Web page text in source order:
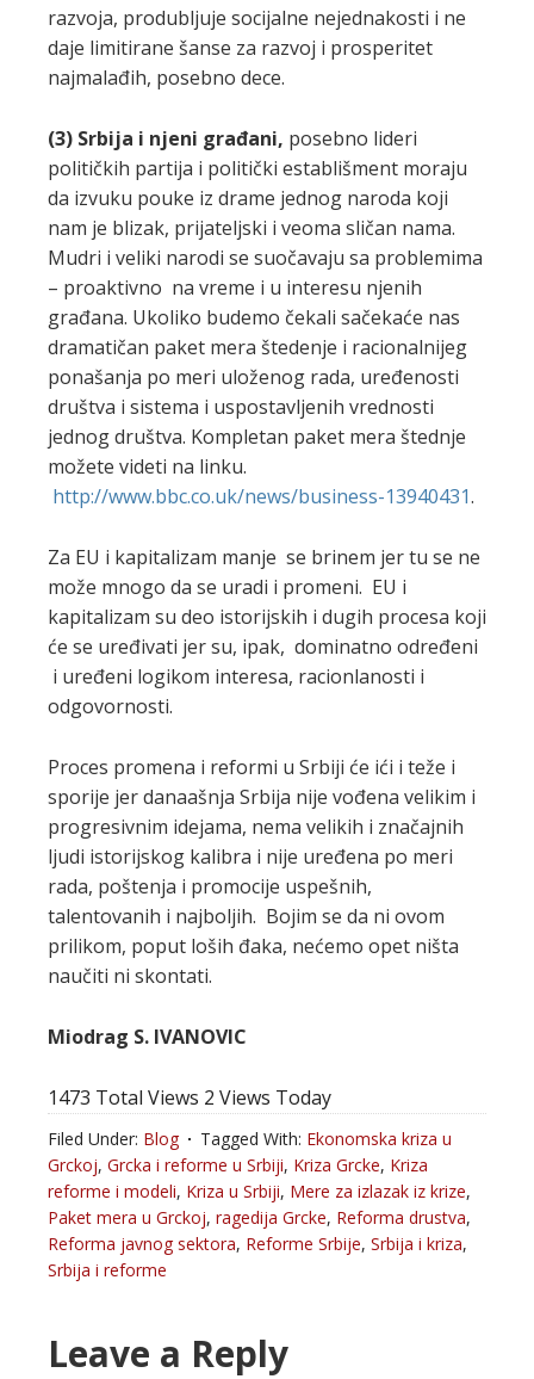
razvoja, produbljuje socijalne nejednakosti i ne
daje limitirane šanse za razvoj i prosperitet
najmalađih, posebno dece.
(3) Srbija i njeni građani, posebno lideri
političkih partija i politički establišment moraju
da izvuku pouke iz drame jednog naroda koji
nam je blizak, prijateljski i veoma sličan nama.
Mudri i veliki narodi se suočavaju sa problemima
– proaktivno na vreme i u interesu njenih
građana. Ukoliko budemo čekali sačekaće nas
dramatičan paket mera štedenje i racionalnijeg
ponašanja po meri uloženog rada, uređenosti
društva i sistema i uspostavljenih vrednosti
jednog društva. Kompletan paket mera štednje
možete videti na linku.
http://www.bbc.co.uk/news/business-13940431.
Za EU i kapitalizam manje se brinem jer tu se ne
može mnogo da se uradi i promeni. EU i
kapitalizam su deo istorijskih i dugih procesa koji
će se uređivati jer su, ipak, dominatno određeni
i uređeni logikom interesa, racionlanosti i
odgovornosti.
Proces promena i reformi u Srbiji će ići i teže i
sporije jer danaašnja Srbija nije vođena velikim i
progresivnim idejama, nema velikih i značajnih
ljudi istorijskog kalibra i nije uređena po meri
rada, poštenja i promocije uspešnih,
talentovanih i najboljih. Bojim se da ni ovom
prilikom, poput loših đaka, nećemo opet ništa
naučiti ni skontati.
Miodrag S. IVANOVIC
1473 Total Views 2 Views Today
Filed Under: Blog Tagged With: Ekonomska kriza u
Grckoj, Grcka i reforme u Srbiji, Kriza Grcke, Kriza
reforme i modeli, Kriza u Srbiji, Mere za izlazak iz krize,
Paket mera u Grckoj, ragedija Grcke, Reforma drustva,
Reforma javnog sektora, Reforme Srbije, Srbija i kriza,
Srbija i reforme
Leave a Reply